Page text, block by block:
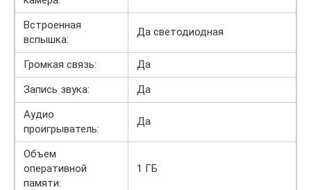
Встроенная
вспышка:
Да светодиодная
Громкая связь:
Да
Запись звука:
Да
Аудио
проигрыватель:
Да
Объем
оперативной
памяти:
1 ГБ